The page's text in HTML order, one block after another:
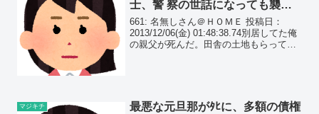
士、警 察の世話になっても襲撃
は続き、遂に刑 務 所行きに…
661: 名無しさん＠ＨＯＭＥ 投稿日：
2013/12/06(金) 01:48:38.74別居してた俺
の親父が死んだ。田舎の土地もらっても
マジキチ
最悪な元旦那がﾀﾋに、多額の債権